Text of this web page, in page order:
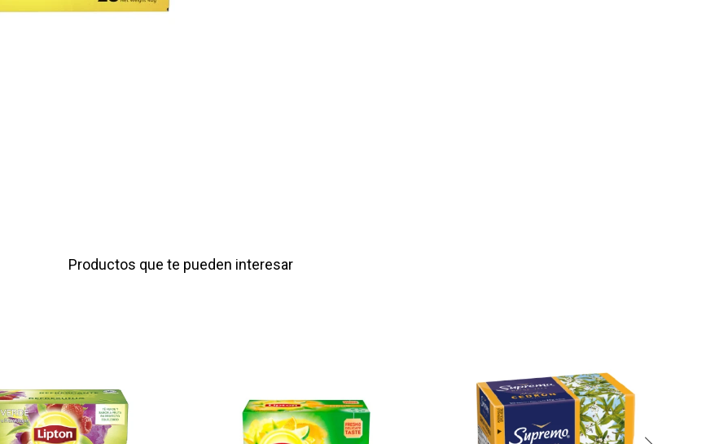
Productos que te pueden interesar